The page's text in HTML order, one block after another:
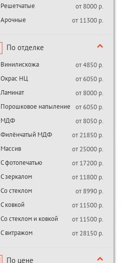
Решетчатые
от 8000 р.
Арочные
от 11300 р.
По отделке
Винилискожа
от 4850 р.
Окрас НЦ
от 6050 р.
Ламинат
от 8000 р.
Порошковое напыление
от 6050 р.
МДФ
от 8050 р.
Филёнчатый МДФ
от 21850 р.
Массив
от 25000 р.
С фотопечатью
от 17200 р.
С зеркалом
от 11800 р.
Со стеклом
от 8990 р.
С ковкой
от 11500 р.
Со стеклом и ковкой
от 11500 р.
С витражом
от 28150 р.
По цене